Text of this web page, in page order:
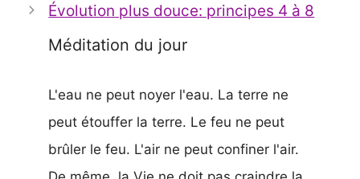
Évolution plus douce: principes 4 à 8
Méditation du jour
L'eau ne peut noyer l'eau. La terre ne
peut étouffer la terre. Le feu ne peut
brûler le feu. L'air ne peut confiner l'air.